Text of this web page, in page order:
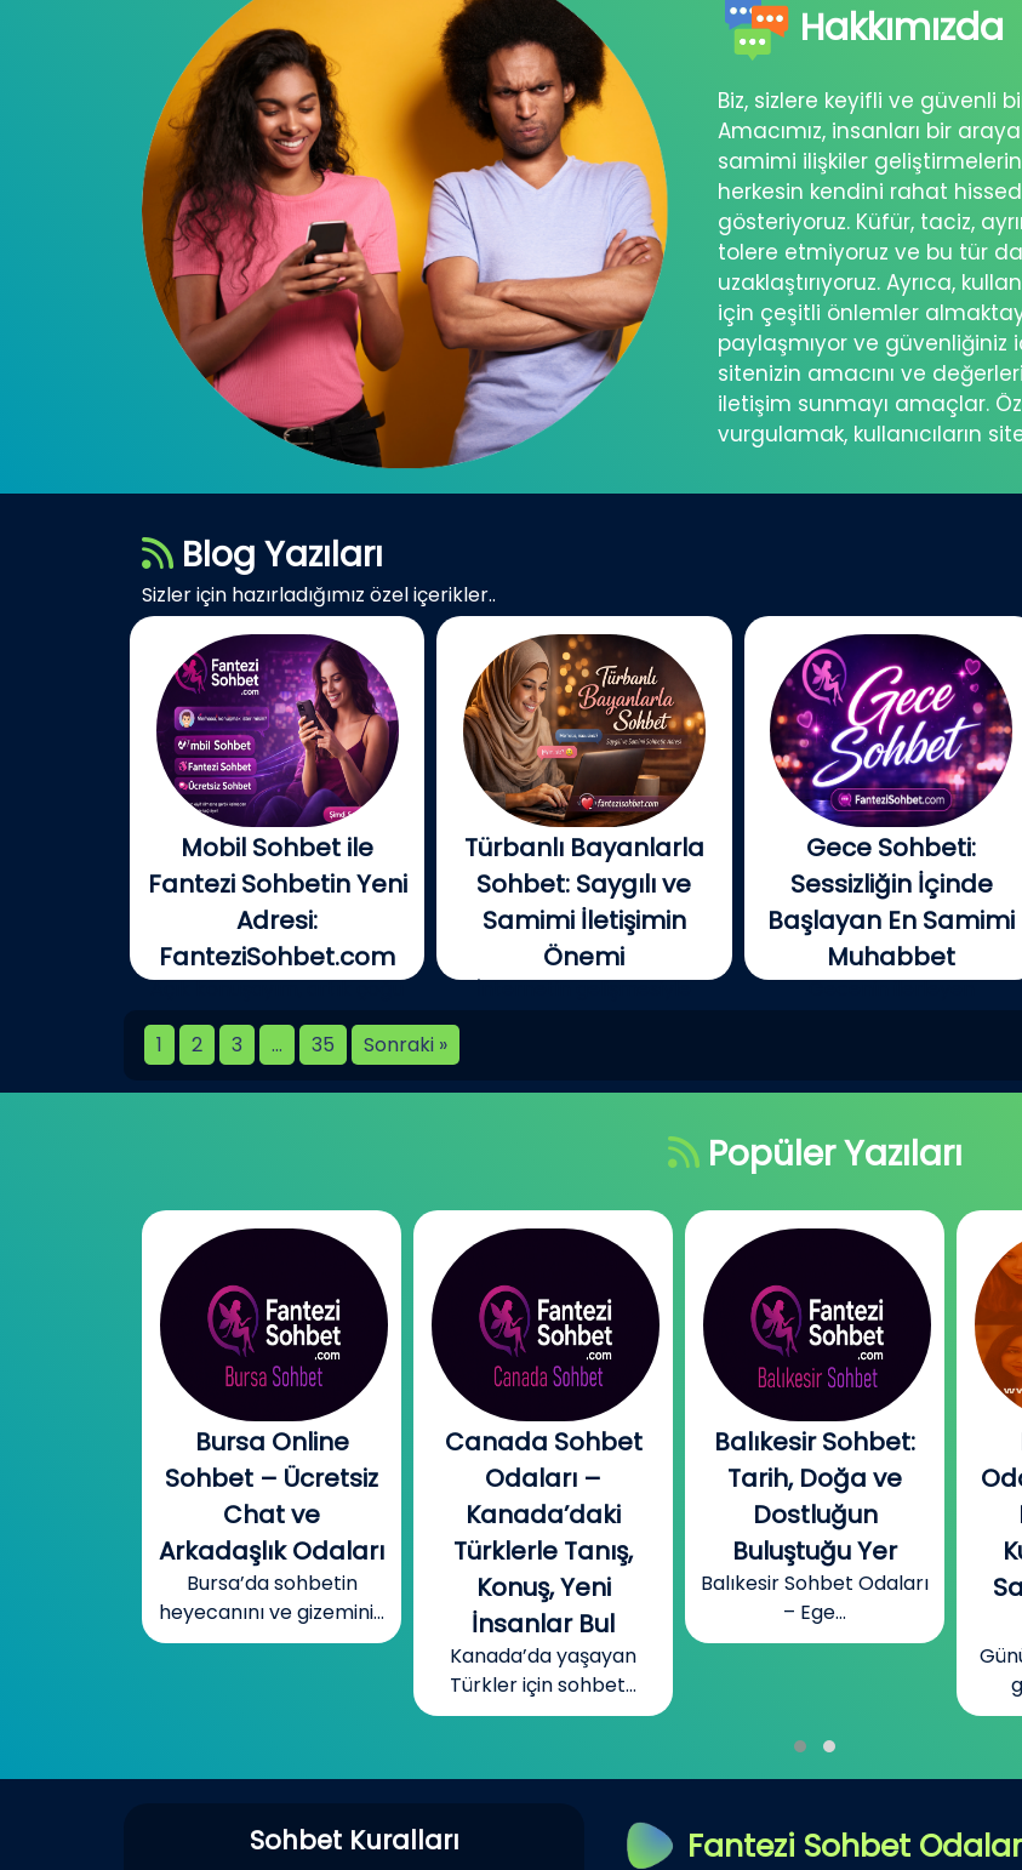
Hakkımızda
Biz, sizlere keyifli ve güvenli
Amacımız, insanları bir
samimi ilişkiler
herkesin kendini rahat
gösteriyoruz. Küfür, taciz,
tolere etmiyoruz ve bu tür
uzaklaştırıyoruz. Ayrıca,
için çeşitli önlemler
paylaşmıyor ve güvenliğiniz
sitenizin amacını ve
iletişim sunmayı amaçlar.
vurgulamak, kullanıcıların
Blog Yazıları
Sizler için hazırladığımız özel içerikler..
Mobil Sohbet ile
Fantezi Sohbetin Yeni
Adresi:
FanteziSohbet.com
Açık konuşayım, artık çoğu
kişi...
Türbanlı Bayanlarla
Sohbet: Saygılı ve
Samimi İletişimin
Önemi
İnternetin gelişmesiyle
Gece Sohbeti:
Sessizliğin İçinde
Başlayan En Samimi
Muhabbet
Gecenin ilerleyen
1
2 3 … 35 Sonraki »
Popüler Yazıları
Bursa Online
Sohbet – Ücretsiz
Chat ve
Arkadaşlık Odaları
Bursa’da sohbetin
heyecanını ve gizemini...
Canada Sohbet
Odaları –
Kanada’daki
Türklerle Tanış,
Konuş, Yeni
İnsanlar Bul
Kanada’da yaşayan
Türkler için sohbet...
Balıkesir Sohbet:
Tarih, Doğa ve
Dostluğun
Buluştuğu Yer
Balıkesir Sohbet Odaları
– Ege...
Sohbet Kuralları Fantezi Sohbet